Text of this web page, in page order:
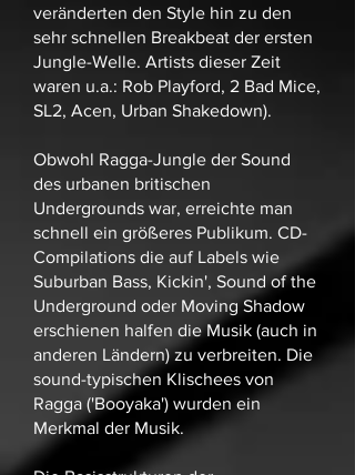
veränderten den Style hin zu den
sehr schnellen Breakbeat der ersten
Jungle-Welle. Artists dieser Zeit
waren u.a.: Rob Playford, 2 Bad Mice,
SL2, Acen, Urban Shakedown).
Obwohl Ragga-Jungle der Sound
des urbanen britischen
Undergrounds war, erreichte man
schnell ein größeres Publikum. CD-
Compilations die auf Labels wie
Suburban Bass, Kickin', Sound of the
Underground oder Moving Shadow
erschienen halfen die Musik (auch in
anderen Ländern) zu verbreiten. Die
sound-typischen Klischees von
Ragga ('Booyaka') wurden ein
Merkmal der Musik.